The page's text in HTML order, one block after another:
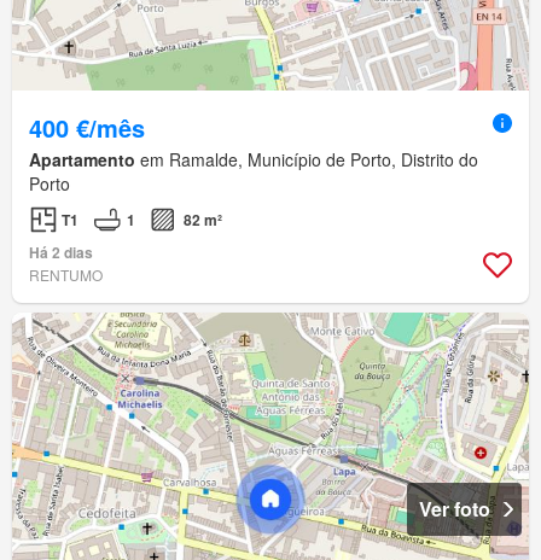
400 €/mês
Apartamento em Ramalde, Município de Porto, Distrito do
Porto
T1 1
82 m²
Há 2 dias
RENTUMO
Ver foto